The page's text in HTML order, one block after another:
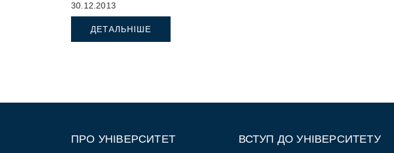
внутрішньої медицини – Тетяна Безрук
завітати до вихованців Чернівецького
30.12.2013
ДЕТАЛЬНІШЕ
ПРО УНІВЕРСИТЕТ ВСТУП ДО УНІВЕРСИТЕТУ